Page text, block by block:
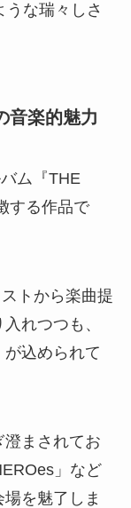
な瑞々しさ
音楽的魅力
ム『THE
する作品で
トから楽曲提
れつつも、
込められて
澄まされてお
」など
を魅了しま